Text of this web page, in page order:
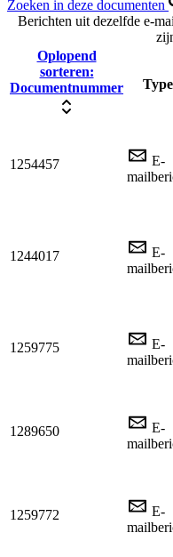
Zoeken in deze documenten
Berichten uit dezelfde e-
Oplopend
sorteren:
Documentnummer
Type
1254457
E-
1244017
E-
1259775
E-
1289650
E-
1259772
E-